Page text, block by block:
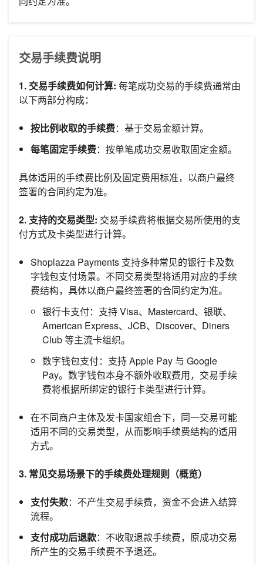
交易手续费说明
1. 交易手续费如何计算: 每笔成功交易的手续费通常由
以下两部分构成：
按比例收取的手续费：基于交易金额计算。
每笔固定手续费：按单笔成功交易收取固定金额。
具体适用的手续费比例及固定费用标准，以商户最终
签署的合同约定为准。
2. 支持的交易类型: 交易手续费将根据交易所使用的支
付方式及卡类型进行计算。
Shoplazza Payments 支持多种常见的银行卡及数
字钱包支付场景。不同交易类型将适用对应的手续
费结构，具体以商户最终签署的合同约定为准。
银行卡支付：支持 Visa、Mastercard、银联、
American Express、JCB、Discover、Diners
Club 等主流卡组织。
数字钱包支付：支持 Apple Pay 与 Google
Pay。数字钱包本身不额外收取费用，交易手续
费将根据所绑定的银行卡类型进行计算。
在不同商户主体及发卡国家组合下，同一交易可能
适用不同的交易类型，从而影响手续费结构的适用
方式。
3. 常见交易场景下的手续费处理规则（概览）
支付失败：不产生交易手续费，资金不会进入结算
流程。
支付成功后退款：不收取退款手续费，原成功交易
所产生的交易手续费不予退还。